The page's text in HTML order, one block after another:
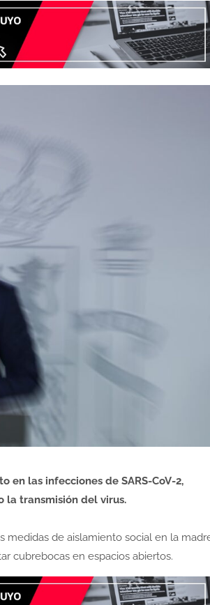
en las infecciones de SARS-CoV-2,
la transmisión del virus.
medidas de aislamiento social en la
cubrebocas en espacios abiertos.